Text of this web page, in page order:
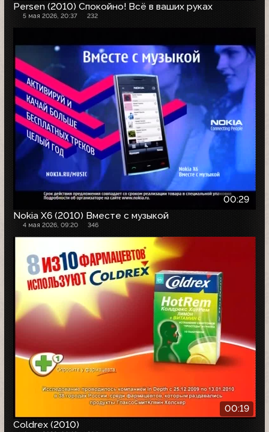
Persen (2010) Спокойно! Всё в ваших руках
5 мая 2026, 20:37 232
00:29
Nokia X6 (2010) Вместе с музыкой
4 мая 2026, 09:20 346
00:19
Coldrex (2010)